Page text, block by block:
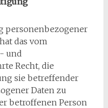
personenbezogener
das vom
und
Recht, die
sie betreffender
Daten zu
betroffenen Person